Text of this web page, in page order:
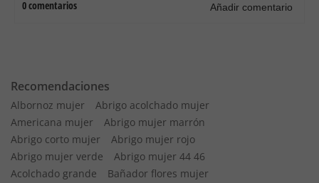
Recomendaciones
Albornoz mujer
Abrigo acolchado mujer
Americana mujer
Abrigo mujer marrón
Abrigo corto mujer
Abrigo mujer rojo
Abrigo mujer verde
Abrigo mujer 44 46
Acolchado grande
Bañador flores mujer